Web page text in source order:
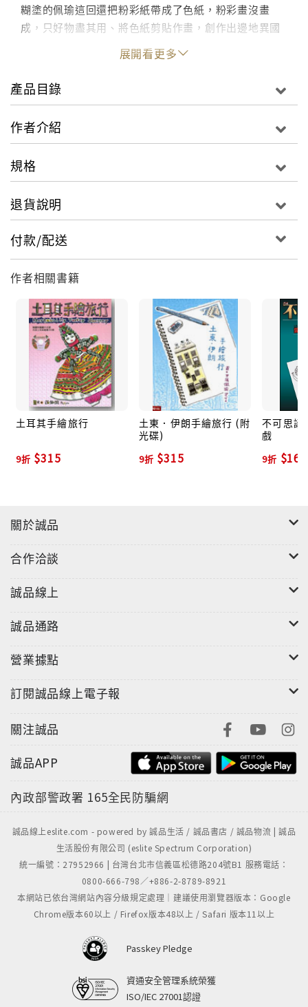
糊塗的佩瑜這回還把粉彩紙帶成了色紙，粉彩畫沒畫
成，只好物盡其用、將色紙剪貼作畫，創作出邊地異國
的風格；色鉛筆的樸拙筆觸、淡淡的水彩，不管是黃沙
滾滾的中亞絲路古城、或是天山上晨霧迷濛的高山湖
泊，都躍然紙上。最令人驚喜的應該是頗具民俗風的顏
色、花紋，在傳統建築的牆壁上、當地居民的衣著上、
匠師的「手感作品」，本書的封面十足地「民族風」，
地點也許偏僻，生活水平或許不高，一支筆、一本日記
玩出最有創意、最精彩的險地之旅！
展開看更多
產品目錄
作者介紹
規格
退貨說明
付款/配送
作者相關書籍
土耳其手繪旅行
9折 $315
土東．伊朗手繪旅行 (附
光碟)
9折 $315
不可思議
戲
9折 $162
關於誠品
合作洽談
誠品線上
誠品通路
營業據點
訂閱誠品線上電子報
關注誠品
誠品APP
內政部警政署 165全民防騙網
誠品線上eslite.com - powered by 誠品生活 / 誠品書店 / 誠品物流 | 誠品
生活股份有限公司 (eslite Spectrum Corporation)
統一編號：27952966 | 台灣台北市信義區松德路204號B1 服務電話：
0800-666-798／+886-2-8789-8921
本網站已依台灣網站內容分級規定處理｜建議使用瀏覽器版本：Google
Chrome版本60以上 / Firefox版本48以上 / Safari 版本11以上
Passkey Pledge
資通安全管理系統榮獲
ISO/IEC 27001認證